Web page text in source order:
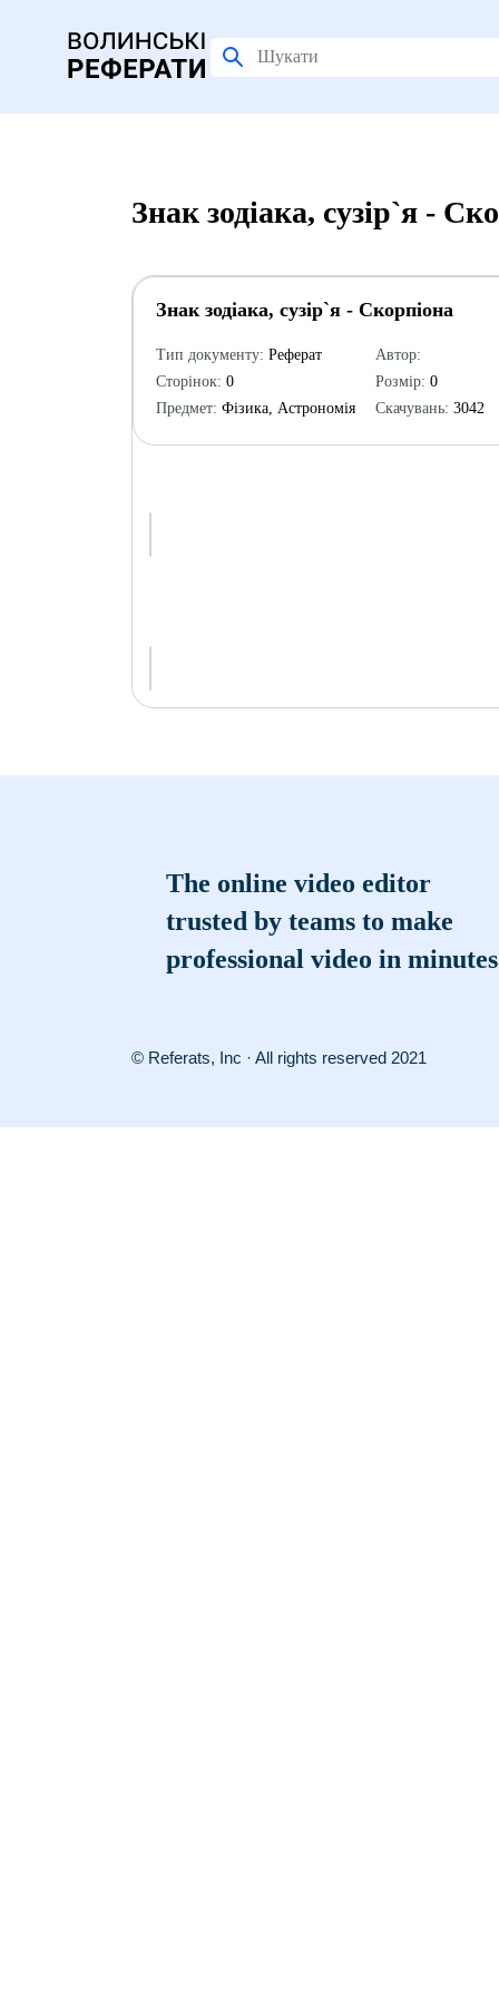
Знак зодіака, сузір`я -
Знак зодіака, сузір`я - Скорпіона
Тип документу: Реферат
Сторінок: 0
Предмет: Фізика, Астрономія
Автор:
Розмір: 0
Скачувань: 3042
The online video editor
trusted by teams to make
professional video in minutes
© Referats, Inc · All rights reserved 2021